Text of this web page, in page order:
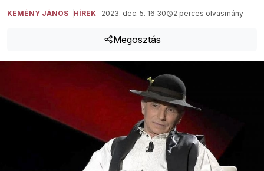
KEMÉNY JÁNOS HÍREK 2023. dec. 5. 16:30 2 perces olvasmány
Megosztás